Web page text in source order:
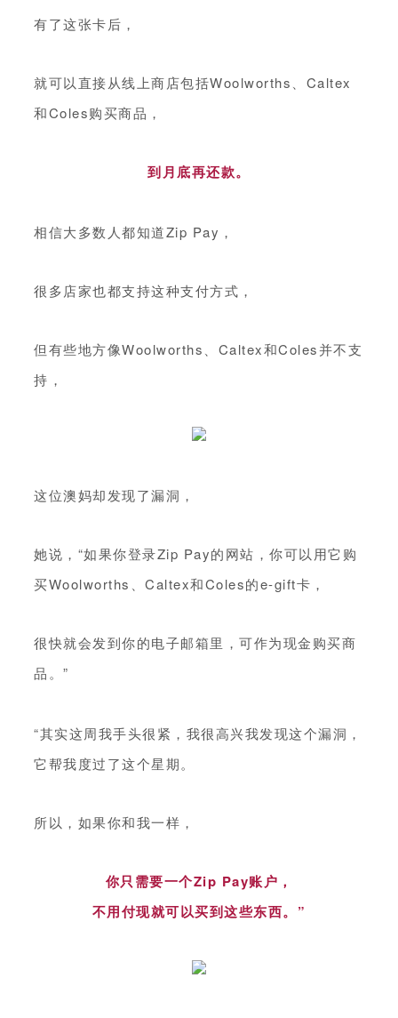
有了这张卡后，
就可以直接从线上商店包括Woolworths、Caltex
和Coles购买商品，
到月底再还款。
相信大多数人都知道Zip Pay，
很多店家也都支持这种支付方式，
但有些地方像Woolworths、Caltex和Coles并不支
持，
这位澳妈却发现了漏洞，
她说，“如果你登录Zip Pay的网站，你可以用它购
买Woolworths、Caltex和Coles的e-gift卡，
很快就会发到你的电子邮箱里，可作为现金购买商
品。”
“其实这周我手头很紧，我很高兴我发现这个漏洞，
它帮我度过了这个星期。
所以，如果你和我一样，
你只需要一个Zip Pay账户，
不用付现就可以买到这些东西。”